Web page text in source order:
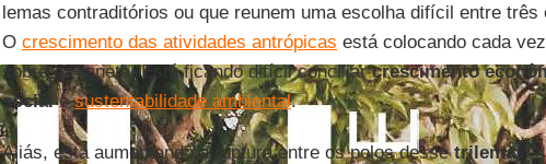
lemas contraditórios ou que reunem uma escolha difícil entre três
O crescimento das atividades antrópicas está colocando cada
sobre o Planeta. Está ficando difícil conciliarcrescimento
socialesustentabilidade ambiental.
Aliás, está aumentando a ruptura entre os polos dessetrilema. O